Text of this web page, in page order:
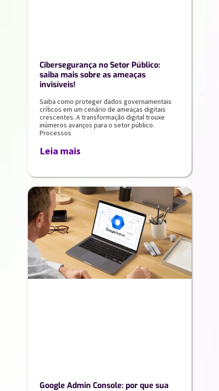
Cibersegurança no Setor Público:
saiba mais sobre as ameaças
invisíveis!
Saiba como proteger dados governamentais
críticos em um cenário de ameaças digitais
crescentes. A transformação digital trouxe
inúmeros avanços para o setor público.
Processos
Leia mais
Google Admin Console: por que sua